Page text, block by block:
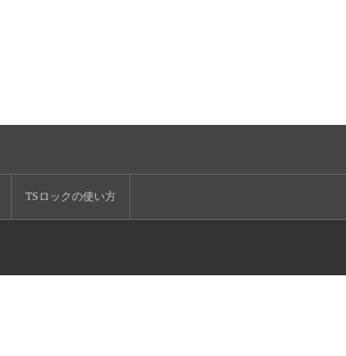
TSロックの使い方